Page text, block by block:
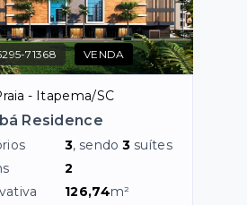
71368 VENDA
- Itapema/SC
Residence
3, sendo3 suítes
2
126,74m²